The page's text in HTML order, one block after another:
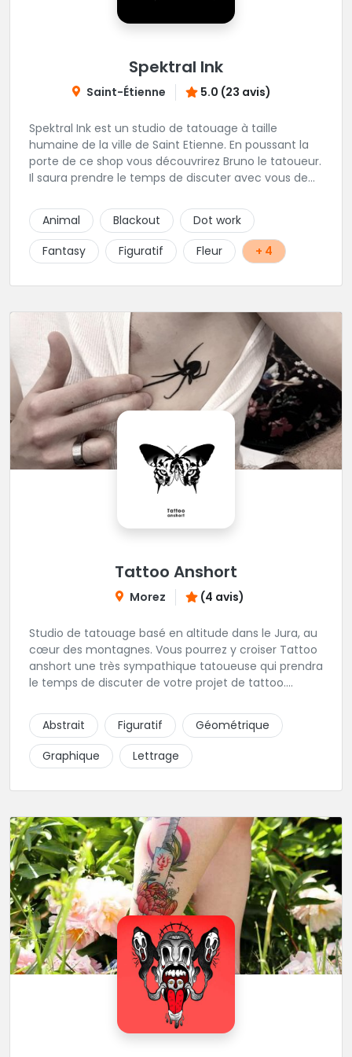
Spektral Ink
Saint-Étienne 5.0 (23 avis)
Spektral Ink est un studio de tatouage à taille
humaine de la ville de Saint Etienne. En poussant la
porte de ce shop vous découvrirez Bruno le tatoueur.
Il saura prendre le temps de discuter avec vous de
un message ou à l'appeler.
Animal Blackout
Dot work
Fantasy
Figuratif Fleur + 4
Tattoo Anshort
Morez (4 avis)
Studio de tatouage basé en altitude dans le Jura, au
cœur des montagnes. Vous pourrez y croiser Tattoo
anshort une très sympathique tatoueuse qui prendra
le temps de discuter de votre projet de tattoo.
piquer la peau à la montagne ! Elle maîtrise les
lettrages et les aplats de noir. N’hésitez pas à la
contacter pour lui soumettre votre projet.
Abstrait Figuratif
Géométrique
Graphique
Lettrage